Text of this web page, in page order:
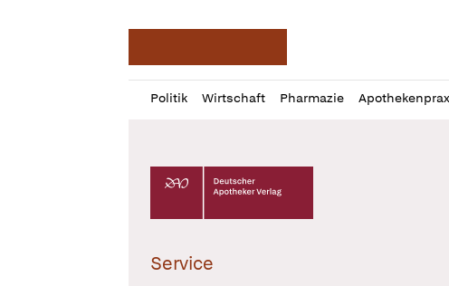
Politik Wirtschaft Pharmazie
Profil
öffnen
Daz
Pur
Deutscher Apotheker Verlag Logo
Service